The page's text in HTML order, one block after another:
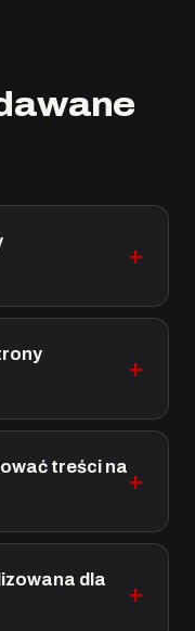
treści na
dla